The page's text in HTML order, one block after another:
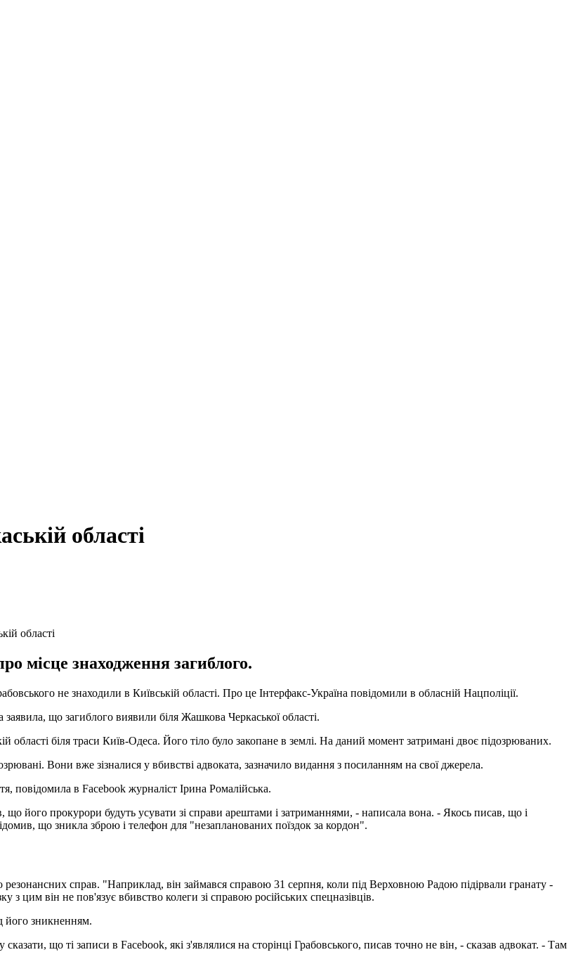
області
області
місце знаходження загиблого.
не знаходили в Київській області. Про це Інтерфакс-Україна повідомили в обласній Нацполіції.
що загиблого виявили біля Жашкова Черкаської області.
області біля траси Київ-Одеса. Його тіло було закопане в землі. На даний момент затримані двоє підозрюваних.
Вони вже зізналися у вбивстві адвоката, зазначило видання з посиланням на свої джерела.
повідомила в Facebook журналіст Ірина Ромалійська.
його прокурори будуть усувати зі справи арештами і затриманнями, - написала вона. - Якось писав, що і
що зникла зброю і телефон для "незапланованих поїздок за кордон".
справ. "Наприклад, він займався справою 31 серпня, коли під Верховною Радою підірвали гранату -
з цим він не пов'язує вбивство колеги зі справою російських спецназівців.
його зникненням.
що ті записи в Facebook, які з'являлися на сторінці Грабовського, писав точно не він, - сказав адвокат. - Там